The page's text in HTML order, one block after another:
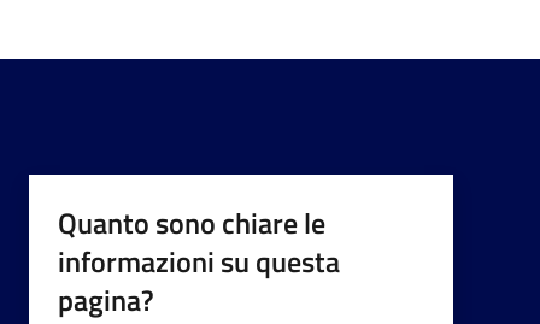
Quanto sono chiare le
informazioni su questa
pagina?